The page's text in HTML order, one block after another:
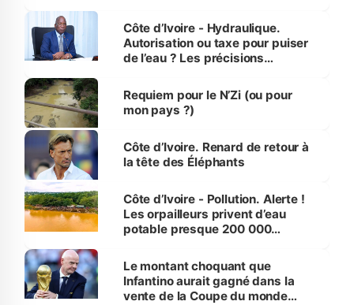
Côte d’Ivoire - Hydraulique.
Autorisation ou taxe pour puiser
de l’eau ? Les précisions
Requiem pour le N’Zi (ou pour
mon pays ?)
Côte d’Ivoire. Renard de retour à
la tête des Éléphants
Côte d’Ivoire - Pollution. Alerte !
Les orpailleurs privent d’eau
potable presque 200 000
Le montant choquant que
Infantino aurait gagné dans la
vente de la Coupe du monde